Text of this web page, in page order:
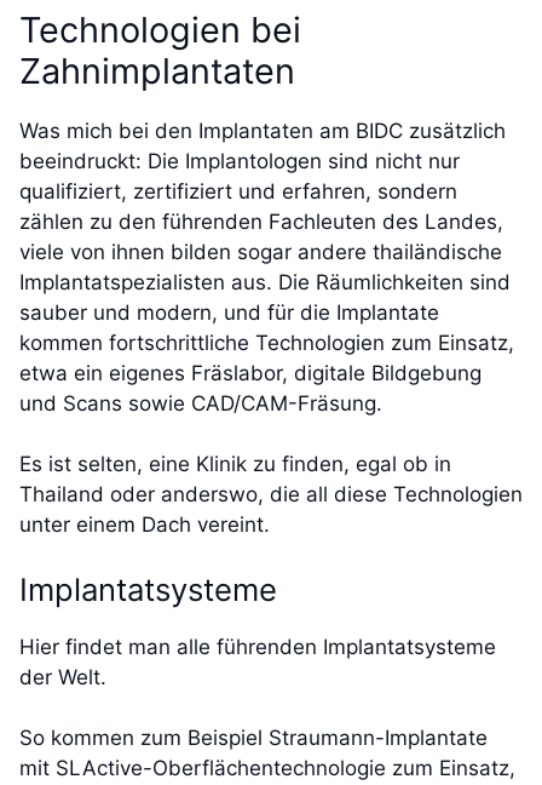
Technologien bei
Zahnimplantaten
Was mich bei den Implantaten am BIDC zusätzlich
beeindruckt: Die Implantologen sind nicht nur
qualifiziert, zertifiziert und erfahren, sondern
zählen zu den führenden Fachleuten des Landes,
viele von ihnen bilden sogar andere thailändische
Implantatspezialisten aus. Die Räumlichkeiten sind
sauber und modern, und für die Implantate
kommen fortschrittliche Technologien zum Einsatz,
etwa ein eigenes Fräslabor, digitale Bildgebung
und Scans sowie CAD/CAM-Fräsung.
Es ist selten, eine Klinik zu finden, egal ob in
Thailand oder anderswo, die all diese Technologien
unter einem Dach vereint.
Implantatsysteme
Hier findet man alle führenden Implantatsysteme
der Welt.
So kommen zum Beispiel Straumann-Implantate
mit SLActive-Oberflächentechnologie zum Einsatz,